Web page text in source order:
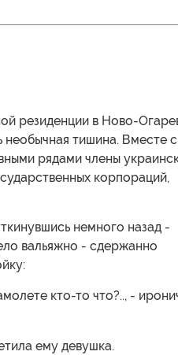
резиденции в Ново-
тишина. Вместе с
рядами члены
корпораций,
немного назад -
вальяжно - сдержанно
кто-то что?.., -
ему девушка.